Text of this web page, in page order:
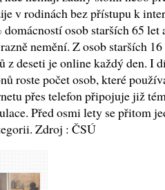
v rodinách bez přístupu k
domácností osob starších 65
nemění. Z osob starších
z deseti je online každý den. I
roste počet osob, které
přes telefon připojuje již
Před osmi lety se přitom
Zdroj : ČSÚ